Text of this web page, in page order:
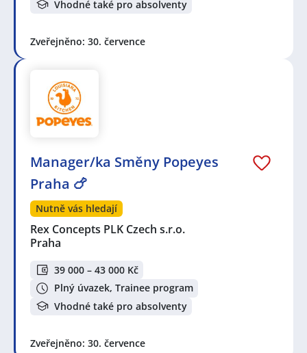
Vhodné také pro absolventy
Zveřejněno: 30. července
Manager/ka Směny Popeyes
Praha 🍗
Nutně vás hledají
Rex Concepts PLK Czech s.r.o.
Praha
39 000 – 43 000 Kč
Plný úvazek, Trainee program
Vhodné také pro absolventy
Zveřejněno: 30. července